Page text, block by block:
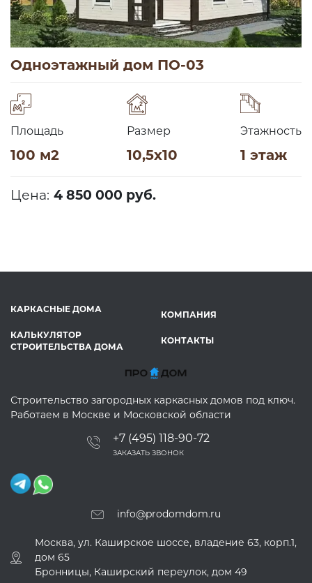
Одноэтажный дом ПО-03
Площадь
100 м2
Размер
10,5х10
Этажность
1 этаж
Цена: 4 850 000 руб.
КАРКАСНЫЕ ДОМА
КАЛЬКУЛЯТОР
СТРОИТЕЛЬСТВА ДОМА
КОМПАНИЯ
КОНТАКТЫ
Строительство загородных каркасных домов под ключ.
Работаем в Москве и Московской области
+7 (495) 118-90-72
ЗАКАЗАТЬ ЗВОНОК
info@prodomdom.ru
Москва, ул. Каширское шоссе, владение 63, корп.1,
дом 65
Бронницы, Каширский переулок, дом 49